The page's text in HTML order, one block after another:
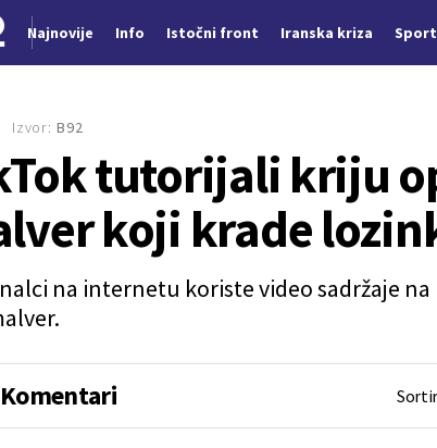
Najnovije Info Istočni front Iranska kriza Sport
tutorijali kriju
koji krade
na internetu koriste video sadržaje
Izvor: B92
Komentari